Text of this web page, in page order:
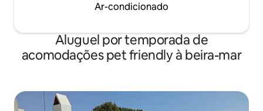
Ar-condicionado
Aluguel por temporada de
acomodações pet friendly à beira-mar